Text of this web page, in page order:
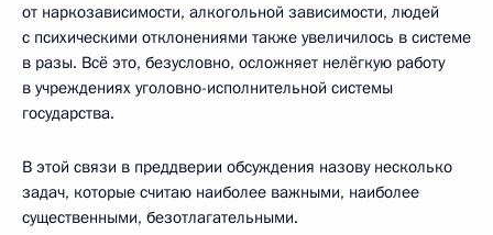
от наркозависимости, алкогольной зависимости, людей
с психическими отклонениями также увеличилось в системе
в разы. Всё это, безусловно, осложняет нелёгкую работу
в учреждениях уголовно-исполнительной системы
государства.
В этой связи в преддверии обсуждения назову несколько
задач, которые считаю наиболее важными, наиболее
существенными, безотлагательными.